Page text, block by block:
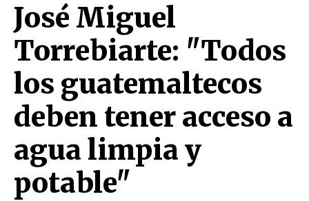
José Miguel
Torrebiarte: "Todos
los guatemaltecos
deben tener acceso a
agua limpia y
potable"